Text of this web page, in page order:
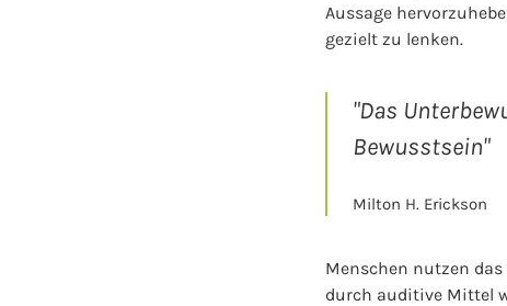
Aussage
gezielt zu lenken.
"Das
Bewusstsein"
Milton H. Erickson
Menschen nutzen
durch auditive Mittel